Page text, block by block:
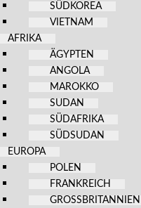
SÜDKOREA
VIETNAM
AFRIKA
ÄGYPTEN
ANGOLA
MAROKKO
SUDAN
SÜDAFRIKA
SÜDSUDAN
EUROPA
POLEN
FRANKREICH
GROSSBRITANNIEN